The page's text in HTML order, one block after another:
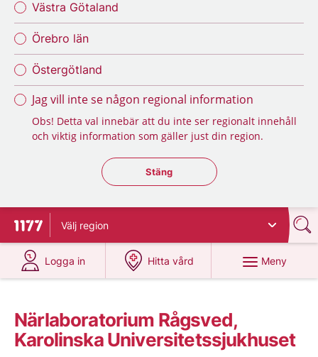
Västra Götaland
Örebro län
Östergötland
Jag vill inte se någon regional information
Obs! Detta val innebär att du inte ser regionalt innehåll
och viktig information som gäller just din region.
Stäng regionsväljaren
Stäng
Till startsidan för 1177
Välj region
Logga in
på 1177.se
Hitta vård
på 1177.se
Meny
Närlaboratorium Rågsved,
Karolinska Universitetssjukhuset